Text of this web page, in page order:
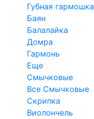
Губная гармошка
Баян
Балалайка
Домра
Гармонь
Еще
Смычковые
Все Смычковые
Скрипка
Виолончель